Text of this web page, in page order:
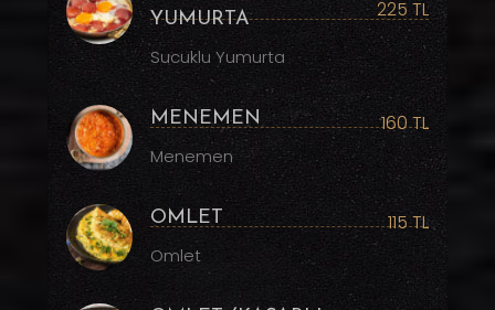
YUMURTA
225 TL
Sucuklu Yumurta
MENEMEN 160 TL
Menemen
OMLET 115 TL
Omlet